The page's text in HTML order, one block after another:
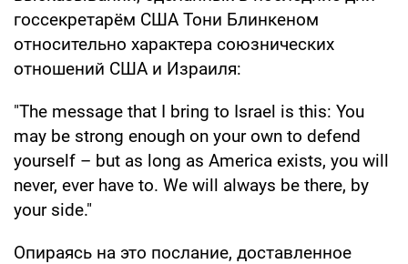
госсекретарём США Тони Блинкеном
относительно характера союзнических
отношений США и Израиля:
"The message that I bring to Israel is this: You
may be strong enough on your own to defend
yourself – but as long as America exists, you will
never, ever have to. We will always be there, by
your side."
Опираясь на это послание, доставленное